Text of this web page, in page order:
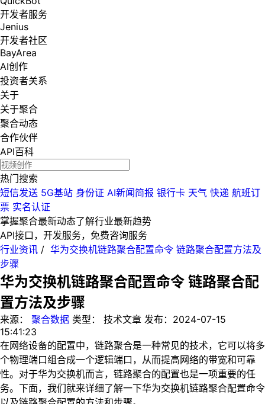
开发者服务
Jenius
开发者社区
BayArea
AI创作
投资者关系
关于
关于聚合
聚合动态
合作伙伴
API百科
热门搜索
短信发送 5G基站 身份证 AI新闻简报 银行卡 天气 快递 航班订
票 实名认证
掌握聚合最新动态了解行业最新趋势
API接口，开发服务，免费咨询服务
行业资讯 / 华为交换机链路聚合配置命令 链路聚合配置方法及
步骤
华为交换机链路聚合配置命令 链路聚合配
置方法及步骤
来源： 聚合数据 类型： 技术文章 发布： 2024-07-15
15:41:23
在网络设备的配置中，链路聚合是一种常见的技术，它可以将多
个物理端口组合成一个逻辑端口，从而提高网络的带宽和可靠
性。对于华为交换机而言，链路聚合的配置也是一项重要的任
务。下面，我们就来详细了解一下华为交换机链路聚合配置命令